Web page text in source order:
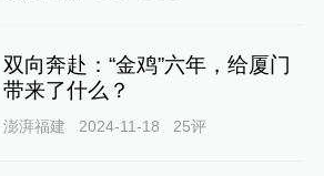
双向奔赴：“金鸡”六年，给厦门
带来了什么？
澎湃福建 2024-11-18 25评